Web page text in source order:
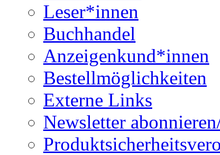
Leser*innen
Buchhandel
Anzeigenkund*innen
Bestellmöglichkeiten
Externe Links
Newsletter